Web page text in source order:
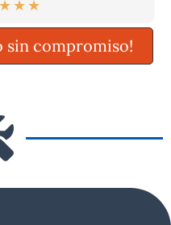
★★★
sin compromiso!